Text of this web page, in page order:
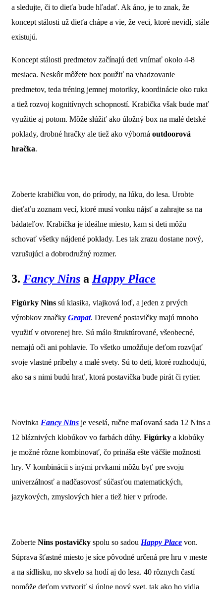
a sledujte, či to dieťa bude hľadať. Ak áno, je to znak, že
koncept stálosti už dieťa chápe a vie, že veci, ktoré nevidí, stále
existujú.
Koncept stálosti predmetov začínajú deti vnímať okolo 4-8
mesiaca. Neskôr môžete box použiť na vhadzovanie
predmetov, teda tréning jemnej motoriky, koordinácie oko ruka
a tiež rozvoj kognitívnych schopností. Krabička však bude mať
využitie aj potom. Môže slúžiť ako úložný box na malé detské
poklady, drobné hračky ale tiež ako výborná outdoorová
hračka.
Zoberte krabičku von, do prírody, na lúku, do lesa. Urobte
dieťaťu zoznam vecí, ktoré musí vonku nájsť a zahrajte sa na
bádateľov. Krabička je ideálne miesto, kam si deti môžu
schovať všetky nájdené poklady. Les tak zrazu dostane nový,
vzrušujúci a dobrodružný rozmer.
3. Fancy Nins a Happy Place
Figúrky Nins sú klasika, vlajková loď, a jeden z prvých
výrobkov značky Grapat. Drevené postavičky majú mnoho
využití v otvorenej hre. Sú málo štruktúrované, všeobecné,
nemajú oči ani pohlavie. To všetko umožňuje deťom rozvíjať
svoje vlastné príbehy a malé svety. Sú to deti, ktoré rozhodujú,
ako sa s nimi budú hrať, ktorá postavička bude pirát či rytier.
Novinka Fancy Nins je veselá, ručne maľovaná sada 12 Nins a
12 bláznivých klobúkov vo farbách dúhy. Figúrky a klobúky
je možné rôzne kombinovať, čo prináša ešte väčšie možnosti
hry. V kombinácii s inými prvkami môžu byť pre svoju
univerzálnosť a nadčasovosť súčasťou matematických,
jazykových, zmyslových hier a tiež hier v prírode.
Zoberte Nins postavičky spolu so sadou Happy Place von.
Súprava šťastné miesto je síce pôvodné určená pre hru v meste
a na sídlisku, no skvelo sa hodí aj do lesa. 40 rôznych častí
pomôže deťom vytvoriť si úplne nový svet, tak ako ho vidia